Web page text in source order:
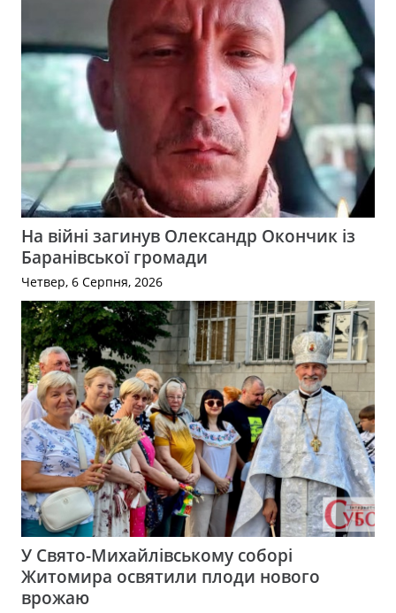
На війні загинув Олександр Окончик із
Баранівської громади
Четвер, 6 Серпня, 2026
У Свято-Михайлівському соборі
Житомира освятили плоди нового
врожаю